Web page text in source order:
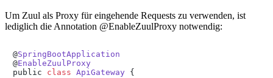
Um Zuul als Proxy für eingehende Requests zu verwenden, ist
lediglich die Annotation @EnableZuulProxy notwendig:
@SpringBootApplication
@EnableZuulProxy
public class ApiGateway {